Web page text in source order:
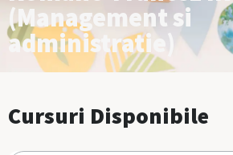
(Management si
administratie)
Cursuri Disponibile